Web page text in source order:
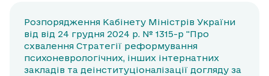
Розпорядження Кабінету Міністрів України
від від 24 грудня 2024 р. № 1315-р "Про
схвалення Стратегії реформування
психоневрологічних, інших інтернатних
закладів та деінституціоналізації догляду за